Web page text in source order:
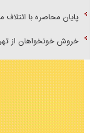
پایان محاصره با
خروش خونخواهان از